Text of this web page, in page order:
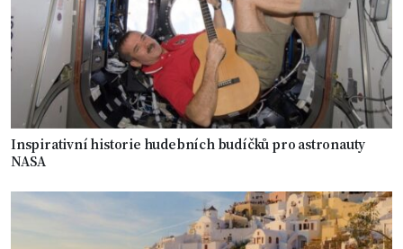
Inspirativní historie hudebních budíčků pro astronauty
NASA